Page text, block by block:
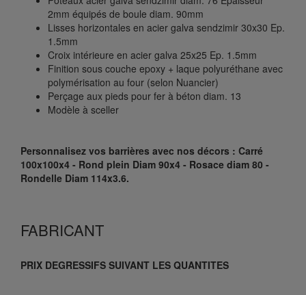
2mm équipés de boule diam. 90mm
Lisses horizontales en acier galva sendzimir 30x30 Ep.
1.5mm
Croix intérieure en acier galva 25x25 Ep. 1.5mm
Finition sous couche epoxy + laque polyuréthane avec
polymérisation au four (selon Nuancier)
Perçage aux pieds pour fer à béton diam. 13
Modèle à sceller
Personnalisez vos barrières avec nos décors : Carré
100x100x4 - Rond plein Diam 90x4 - Rosace diam 80 -
Rondelle Diam 114x3.6.
FABRICANT
PRIX DEGRESSIFS SUIVANT LES QUANTITES